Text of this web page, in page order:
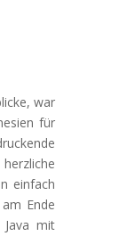
war
für
einfach
Ende
mit